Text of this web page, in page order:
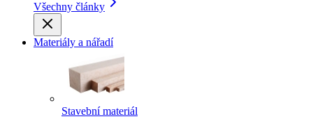
Všechny články
Materiály a nářadí
Stavební materiál